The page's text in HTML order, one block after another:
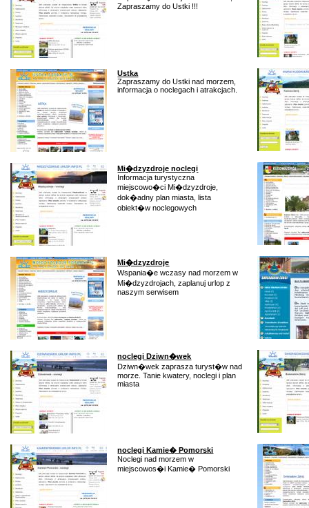
Zapraszamy do Ustki !!!
Ustka
Zapraszamy do Ustki nad morzem,
informacja o noclegach i atrakcjach.
Mi�dzyzdroje noclegi
Informacja turystyczna
miejscowo�ci Mi�dzyzdroje,
dok�adny plan miasta, lista
obiekt�w noclegowych
Mi�dzyzdroje
Wspania�e wczasy nad morzem w
Mi�dzyzdrojach, zaplanuj urlop z
naszym serwisem
noclegi Dziwn�wek
Dziwn�wek zaprasza turyst�w nad
morze. Tanie kwatery, noclegi i plan
miasta
noclegi Kamie� Pomorski
Noclegi nad morzem w
miejscowos�i Kamie� Pomorski